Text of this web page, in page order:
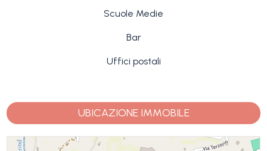
Scuole Medie
Bar
Uffici postali
UBICAZIONE IMMOBILE